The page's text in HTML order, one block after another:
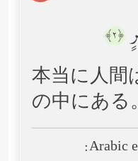
﴿٢﴾
本当に人間
の中にある。
Arabic